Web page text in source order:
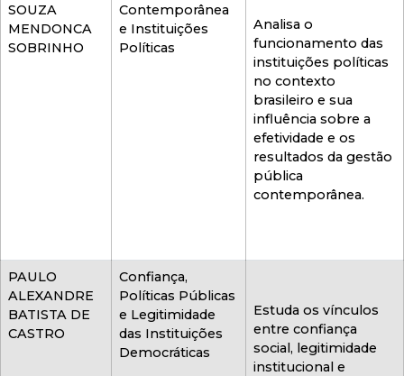
SOUZA
MENDONCA
SOBRINHO
Contemporânea
e Instituições
Políticas
Analisa o
funcionamento das
instituições políticas
no contexto
brasileiro e sua
influência sobre a
efetividade e os
resultados da gestão
pública
contemporânea.
PAULO
ALEXANDRE
BATISTA DE
CASTRO
Confiança,
Políticas Públicas
e Legitimidade
das Instituições
Democráticas
Estuda os vínculos
entre confiança
social, legitimidade
institucional e